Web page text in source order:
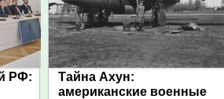
РФ:
Тайна Ахун:
американские военные